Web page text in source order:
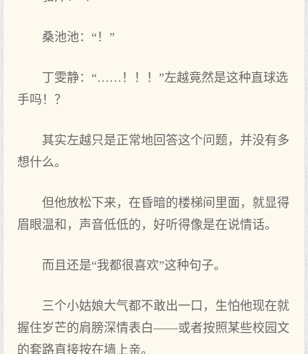
桑池池：“！”
丁雯静：“……！！！”左越竟然是这种直球选
手吗！？
其实左越只是正常地回答这个问题，并没有多
想什么。
但他放松下来，在昏暗的楼梯间里面，就显得
眉眼温和，声音低低的，好听得像是在说情话。
而且还是“我都很喜欢”这种句子。
三个小姑娘大气都不敢出一口，生怕他现在就
握住岁芒的肩膀深情表白——或者按照某些校园文
的套路直接按在墙上亲。